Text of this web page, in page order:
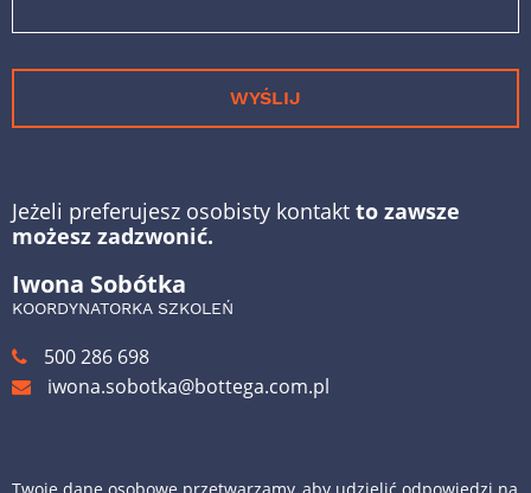
WYŚLIJ
Jeżeli preferujesz osobisty kontakt to zawsze
możesz zadzwonić.
Iwona Sobótka
KOORDYNATORKA SZKOLEŃ
500 286 698
iwona.sobotka@bottega.com.pl